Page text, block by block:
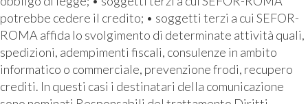
potrebbe cedere il credito; • soggetti terzi a cui SEFOR-
ROMA affida lo svolgimento di determinate attività quali,
spedizioni, adempimenti fiscali, consulenze in ambito
informatico o commerciale, prevenzione frodi, recupero
crediti. In questi casi i destinatari della comunicazione